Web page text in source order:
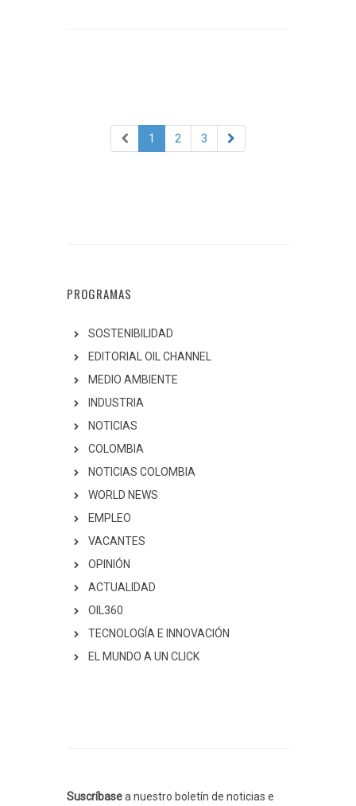
1 2 3
PROGRAMAS
SOSTENIBILIDAD
EDITORIAL OIL CHANNEL
MEDIO AMBIENTE
INDUSTRIA
NOTICIAS
COLOMBIA
NOTICIAS COLOMBIA
WORLD NEWS
EMPLEO
VACANTES
OPINIÓN
ACTUALIDAD
OIL360
TECNOLOGÍA E INNOVACIÓN
EL MUNDO A UN CLICK
Suscríbasea nuestro boletín de noticias e